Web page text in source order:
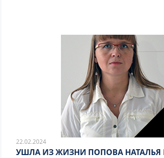
22.02.2024
УШЛА ИЗ ЖИЗНИ ПОПОВА